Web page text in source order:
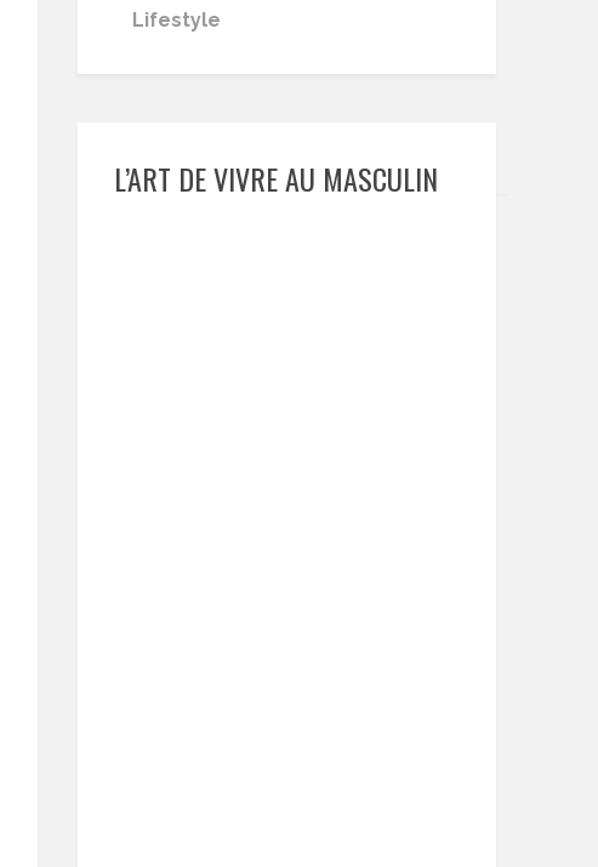
Lifestyle
L’ART DE VIVRE AU MASCULIN